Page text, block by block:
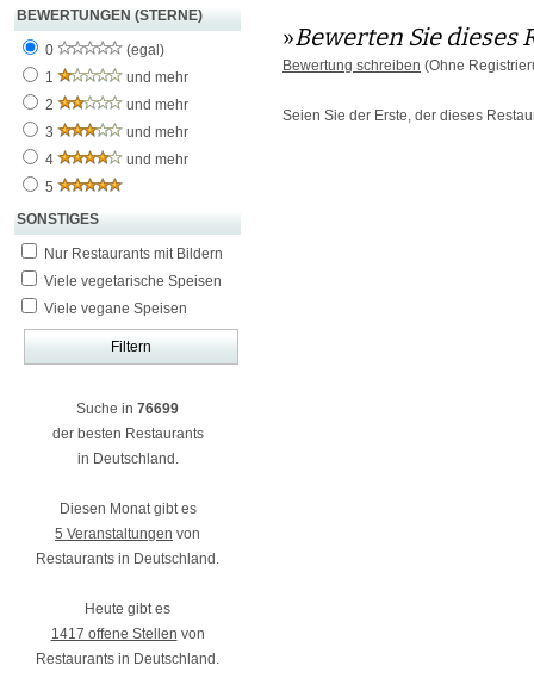
BEWERTUNGEN (STERNE)
0
(egal)
1
und mehr
2
und mehr
3
und mehr
4
und mehr
5
SONSTIGES
Nur Restaurants mit Bildern
Viele vegetarische Speisen
Viele vegane Speisen
Suche in 76699
der besten Restaurants
in Deutschland.
Diesen Monat gibt es
5 Veranstaltungen von
Restaurants in Deutschland.
Heute gibt es
1417 offene Stellen von
Restaurants in Deutschland.
»Bewerten Sie dieses
Bewertung schreiben (Ohne
Seien Sie der Erste, der dieses